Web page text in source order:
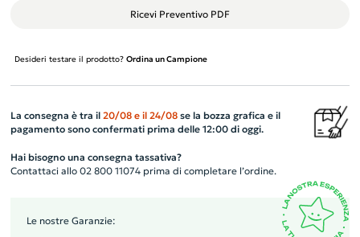
Ricevi Preventivo PDF
Desideri testare il prodotto? Ordina un Campione
La consegna è tra il 20/08 e il 24/08se la bozza grafica e il
pagamento sono confermati prima delle 12:00 di oggi.
Hai bisogno una consegna tassativa?
Contattaci allo 02 800 11074 prima di completare l’ordine.
Le nostre Garanzie: